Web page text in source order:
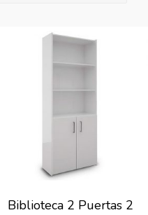
Biblioteca 2 Puertas 2